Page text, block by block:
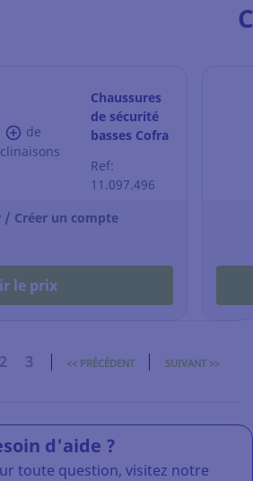
de
Chaussures
de sécurité
basses Cofra
noires -
pointure 43
Ref:
11.097.496
/ Créer un compte
le prix
2 3 << PRÉCÉDENT SUIVANT >>
d'aide ?
toute question, visitez notre